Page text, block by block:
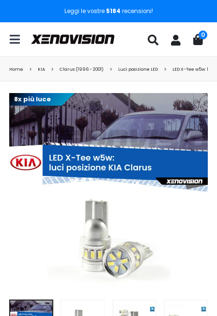
Leggi le vostre 5184 recensioni!
0
Home KIA Clarus (1996 - 2001) Luci posizione LED LED X-Tee w5w:
8x più luce